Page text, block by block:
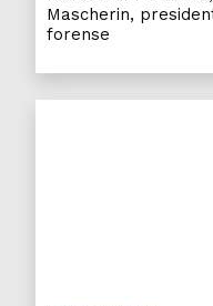
Mascherin,
forense